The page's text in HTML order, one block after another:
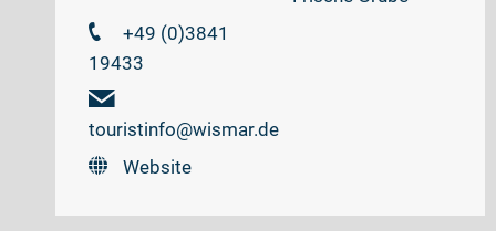
+49 (0)3841
19433
touristinfo@wismar.de
Website